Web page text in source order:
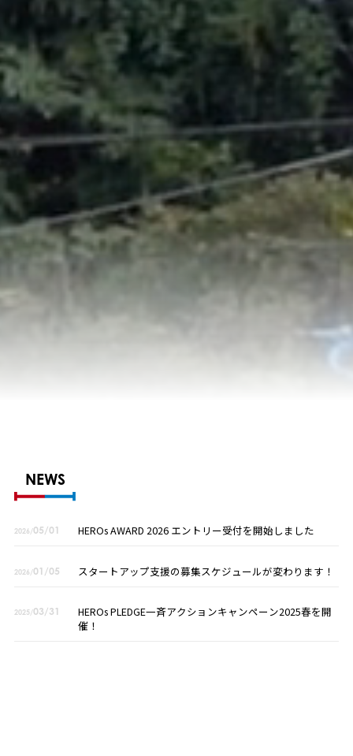
NEWS
2026/05/01 HEROs AWARD 2026 エントリー受付を開始しました
2026/01/05 スタートアップ支援の募集スケジュールが変わります！
2025/03/31
HEROs PLEDGE一斉アクションキャンペーン2025春を開
催！